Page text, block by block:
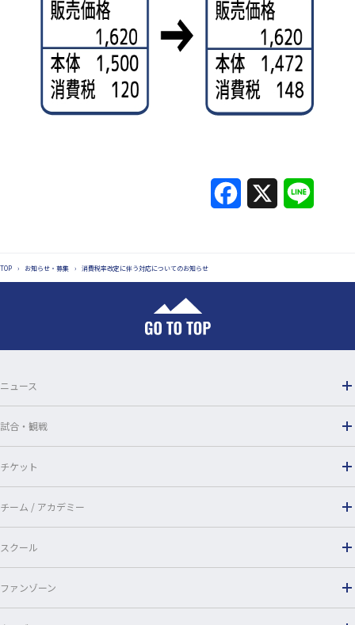
e
k
e
TOP › お知らせ・募集 › 消費税率改定に伴う対応についてのお知らせ
ニュース
試合・観戦
チケット
チーム / アカデミー
スクール
ファンゾーン